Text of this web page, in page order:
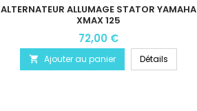
ALTERNATEUR ALLUMAGE STATOR YAMAHA
XMAX 125
72,00 €
 Ajouter au panier Détails